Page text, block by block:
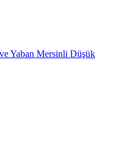
Yaban Mersinli Düşük